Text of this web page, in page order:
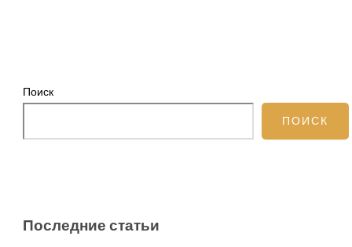
Поиск
ПОИСК
Последние статьи